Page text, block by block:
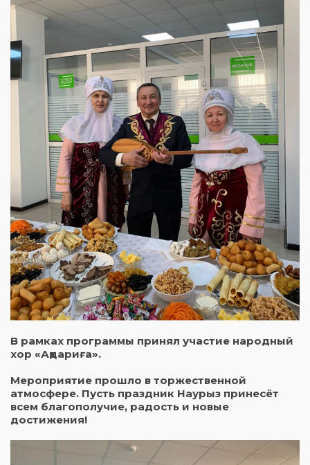
В рамках программы принял участие народный
хор «Ақдариға».
Мероприятие прошло в торжественной
атмосфере. Пусть праздник Наурыз принесёт
всем благополучие, радость и новые
достижения!